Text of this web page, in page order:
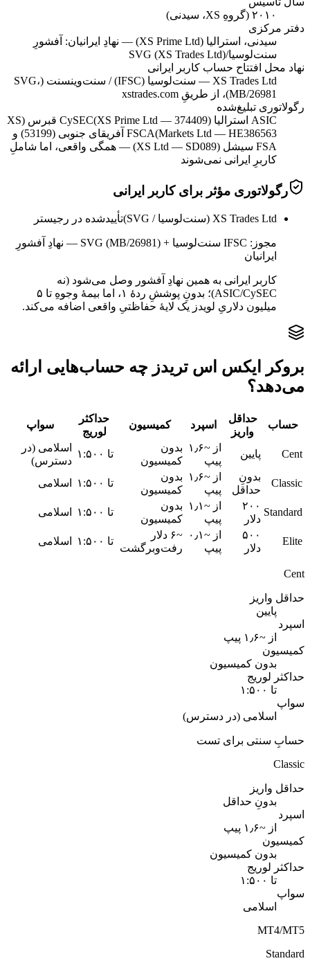
۲۰۱۰ (گروهِ XS، سیدنی)
دفتر مرکزی
سیدنی، استرالیا (XS Prime Ltd) — نهادِ ایرانیان: آفشورِ
سنت‌لوسیا/SVG (XS Trades Ltd)
نهاد محل افتتاح حساب کاربر ایرانی
XS Trades Ltd — سنت‌لوسیا (IFSC) / سنت‌وینسنت (SVG،
MB/26981)، از طریقِ xstrades.com
رگولاتوری تبلیغ‌شده
ASIC استرالیا (XS Prime Ltd — 374409)
CySEC قبرس (XS
Markets Ltd — HE386563)
FSCA آفریقای جنوبی (53199) و
FSA سیشل (XS Ltd — SD089) — همگی واقعی، اما شاملِ
کاربرِ ایرانی نمی‌شوند
رگولاتوری مؤثر برای کاربر ایرانی
XS Trades Ltd (سنت‌لوسیا / SVG) تأییدشده در رجیستر
مجوز:
IFSC سنت‌لوسیا + SVG (MB/26981) — نهادِ آفشورِ
ایرانیان
کاربر ایرانی به همین نهادِ آفشور وصل می‌شود (نه
ASIC/CySEC)؛ بدونِ پوششِ ردهٔ ۱، اما بیمهٔ وجوهِ تا ۵
میلیون دلاریِ لویدز یک لایهٔ حفاظتیِ واقعی اضافه می‌کند.
بروکر ایکس اس تریدز چه حساب‌هایی ارائه
می‌دهد؟
حساب
حداقل
واریز
اسپرد کمیسیون
حداکثر
لوریج
سواپ
Cent پایین
از ~۱٫۶
پیپ
بدون
کمیسیون
تا ۱:۵۰۰
اسلامی (در
دسترس)
Classic
بدونِ
حداقل
از ~۱٫۶
پیپ
بدون
کمیسیون
تا ۱:۵۰۰ اسلامی
Standard
۲۰۰
دلار
از ~۱٫۱
پیپ
بدون
کمیسیون
تا ۱:۵۰۰ اسلامی
Elite
۵۰۰
دلار
از ~۰٫۱
پیپ
~۶ دلار
رفت‌وبرگشت
تا ۱:۵۰۰ اسلامی
Cent
حداقل واریز
پایین
اسپرد
از ~۱٫۶ پیپ
کمیسیون
بدون کمیسیون
حداکثر لوریج
تا ۱:۵۰۰
سواپ
اسلامی (در دسترس)
حسابِ سنتی برای تست
Classic
حداقل واریز
بدونِ حداقل
اسپرد
از ~۱٫۶ پیپ
کمیسیون
بدون کمیسیون
حداکثر لوریج
تا ۱:۵۰۰
سواپ
اسلامی
MT4/MT5
Standard